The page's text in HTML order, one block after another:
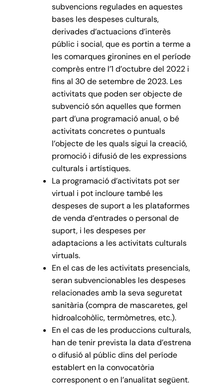
subvencions regulades en aquestes
bases les despeses culturals,
derivades d’actuacions d’interès
públic i social, que es portin a terme a
les comarques gironines en el període
comprès entre l’1 d’octubre del 2022 i
fins al 30 de setembre de 2023. Les
activitats que poden ser objecte de
subvenció són aquelles que formen
part d’una programació anual, o bé
activitats concretes o puntuals
l’objecte de les quals sigui la creació,
promoció i difusió de les expressions
culturals i artístiques.
La programació d’activitats pot ser
virtual i pot incloure també les
despeses de suport a les plataformes
de venda d’entrades o personal de
suport, i les despeses per
adaptacions a les activitats culturals
virtuals.
En el cas de les activitats presencials,
seran subvencionables les despeses
relacionades amb la seva seguretat
sanitària (compra de mascaretes, gel
hidroalcohòlic, termòmetres, etc.).
En el cas de les produccions culturals,
han de tenir prevista la data d’estrena
o difusió al públic dins del període
establert en la convocatòria
corresponent o en l’anualitat següent.